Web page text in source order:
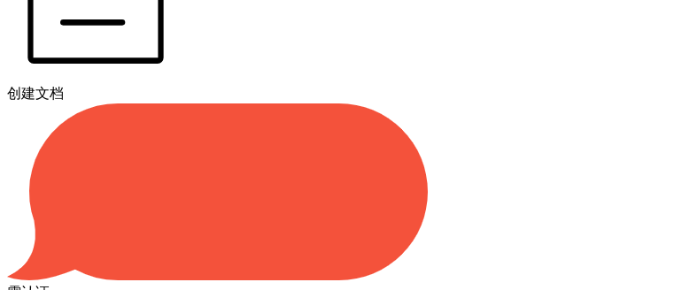
创建文档